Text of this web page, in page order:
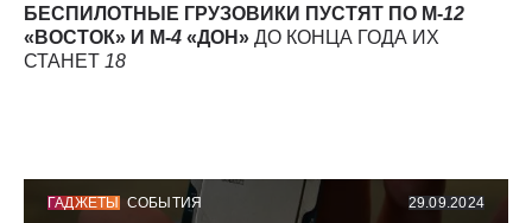
БЕСПИЛОТНЫЕ ГРУЗОВИКИ ПУСТЯТ ПО М-12
«ВОСТОК» И М-4 «ДОН» ДО КОНЦА ГОДА ИХ
СТАНЕТ 18
ГАДЖЕТЫ СОБЫТИЯ 29.09.2024